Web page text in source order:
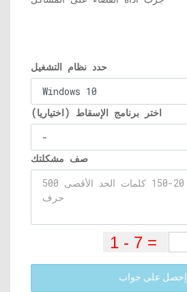
حدد نظام التشغيل
اختر برنامج الإسقاط (اختياريا)
صف مشكلتك
إحصل على جواب